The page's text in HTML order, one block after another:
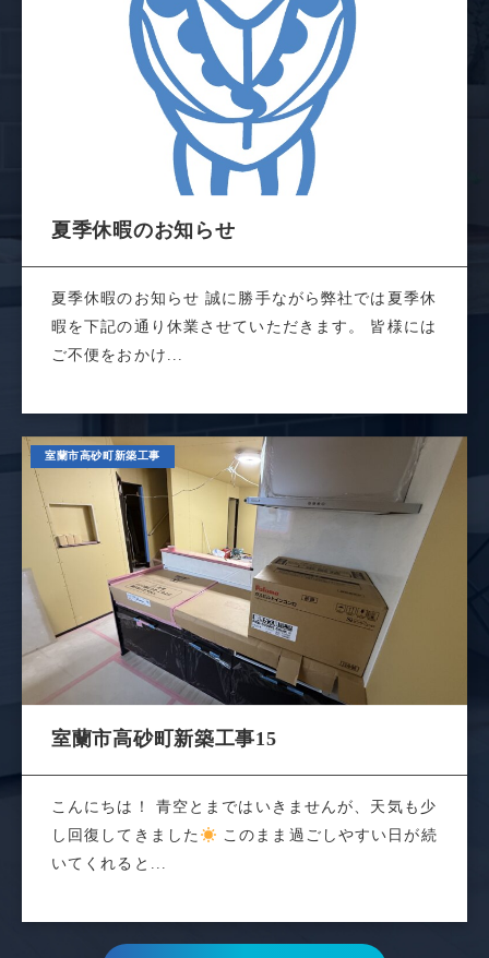
夏季休暇のお知らせ
夏季休暇のお知らせ 誠に勝手ながら弊社では夏季休
暇を下記の通り休業させていただきます。 皆様には
ご不便をおかけ...
室蘭市高砂町新築工事
室蘭市高砂町新築工事15
こんにちは！ 青空とまではいきませんが、天気も少
し回復してきました
このまま過ごしやすい日が続
いてくれると...